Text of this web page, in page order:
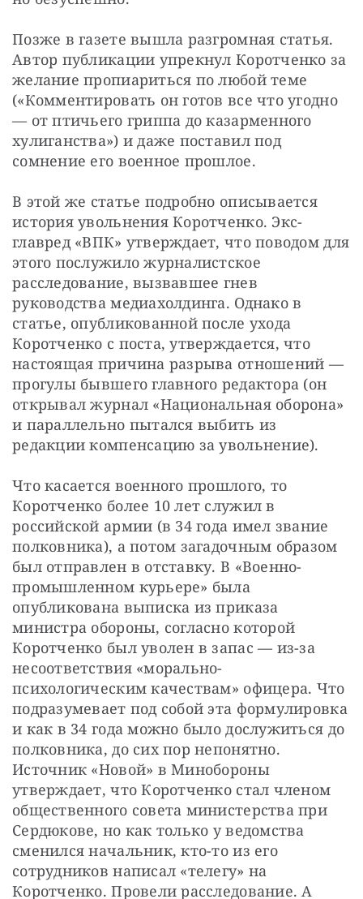
Позже в газете вышла разгромная статья.
Автор публикации упрекнул Коротченко за
желание пропиариться по любой теме
(«Комментировать он готов все что угодно
— от птичьего гриппа до казарменного
хулиганства») и даже поставил под
сомнение его военное прошлое.
В этой же статье подробно описывается
история увольнения Коротченко. Экс-
главред «ВПК» утверждает, что поводом для
этого послужило журналистское
расследование, вызвавшее гнев
руководства медиахолдинга. Однако в
статье, опубликованной после ухода
Коротченко с поста, утверждается, что
настоящая причина разрыва отношений —
прогулы бывшего главного редактора (он
открывал журнал «Национальная оборона»
и параллельно пытался выбить из
редакции компенсацию за увольнение).
Что касается военного прошлого, то
Коротченко более 10 лет служил в
российской армии (в 34 года имел звание
полковника), а потом загадочным образом
был отправлен в отставку. В «Военно-
промышленном курьере» была
опубликована выписка из приказа
министра обороны, согласно которой
Коротченко был уволен в запас — из-за
несоответствия «морально-
психологическим качествам» офицера. Что
подразумевает под собой эта формулировка
и как в 34 года можно было дослужиться до
полковника, до сих пор непонятно.
Источник «Новой» в Минобороны
утверждает, что Коротченко стал членом
общественного совета министерства при
Сердюкове, но как только у ведомства
сменился начальник, кто-то из его
сотрудников написал «телегу» на
Коротченко. Провели расследование. А